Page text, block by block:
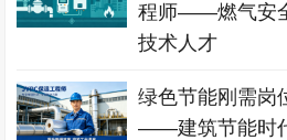
程师——燃气安
技术人才
绿色节能刚需岗
——建筑节能时